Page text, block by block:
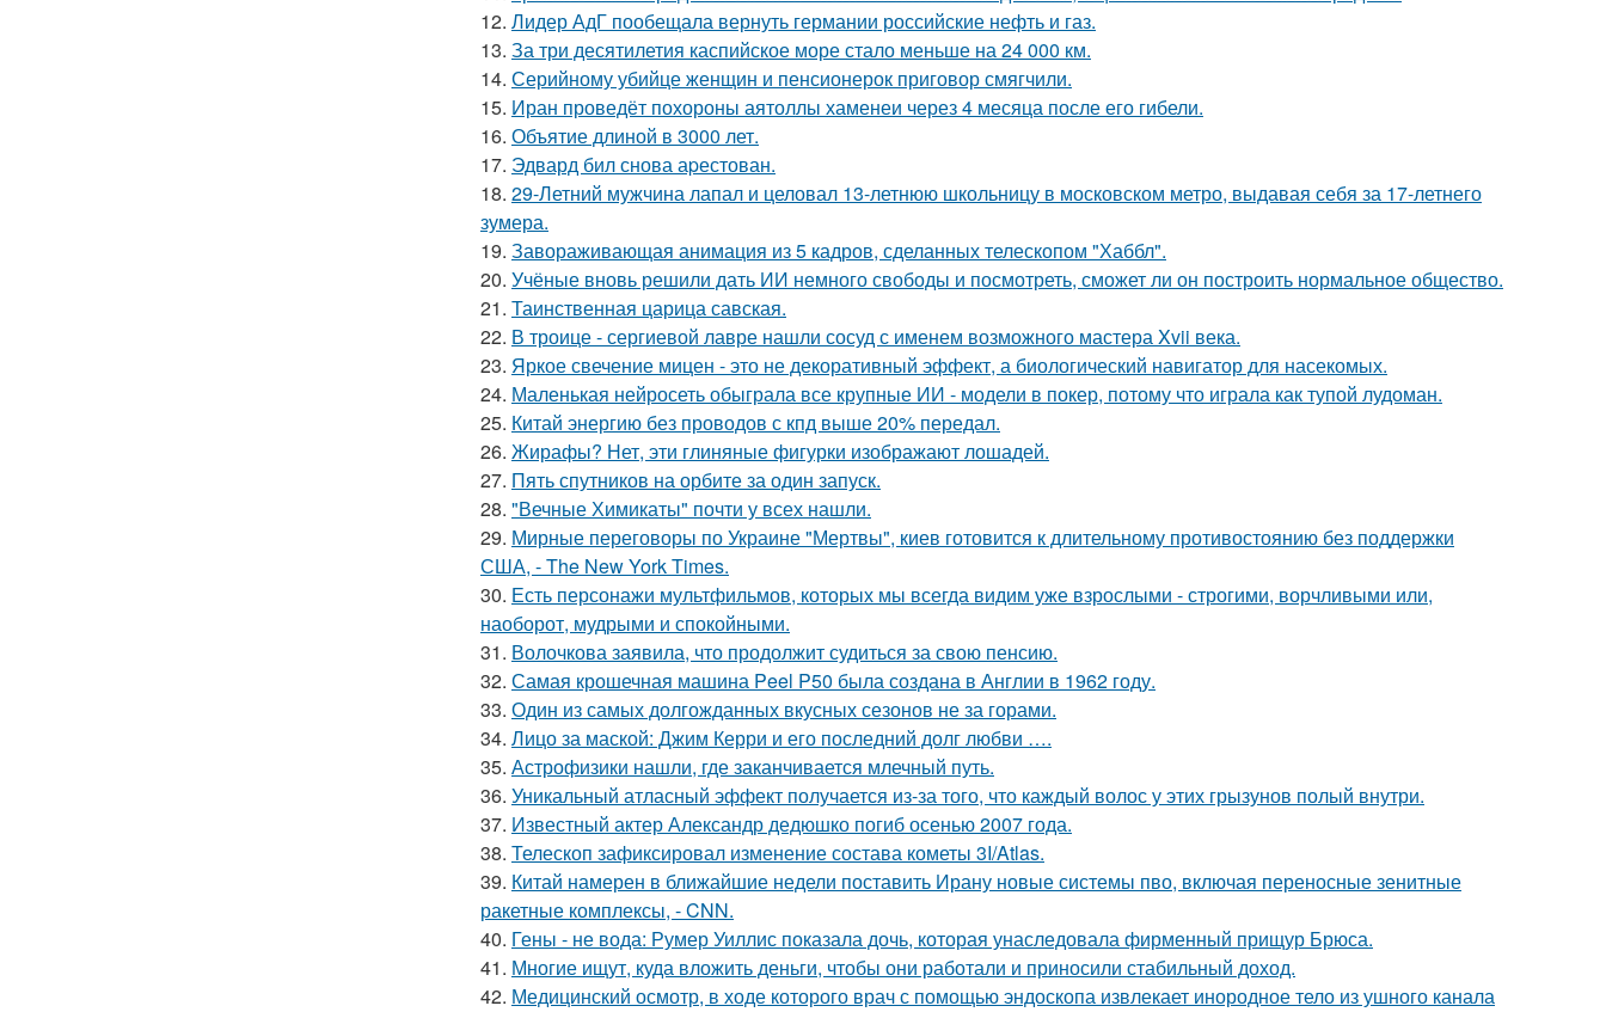
12. Лидер АдГ пообещала вернуть германии российские нефть и газ.
13. За три десятилетия каспийское море стало меньше на 24 000 км.
14. Серийному убийце женщин и пенсионерок приговор смягчили.
15. Иран проведёт похороны аятоллы хаменеи через 4 месяца после его гибели.
16. Объятие длиной в 3000 лет.
17. Эдвард бил снова аpестован.
18. 29-Летний мужчина лапал и целовал 13-летнюю школьницу в московском метро, выдавая себя за 17-летнего
зумера.
19. Завораживающая анимация из 5 кадров, сделанных телескопом "Хаббл".
20. Учёные вновь решили дать ИИ немного свободы и посмотреть, сможет ли он построить нормальное общество.
21. Таинственная царица савская.
22. В троице - сергиевой лавре нашли сосуд с именем возможного мастера Xvii века.
23. Яркое свечение мицен - это не декоративный эффект, а биологический навигатор для насекомых.
24. Маленькая нейросеть обыграла все крупные ИИ - модели в покер, потому что играла как тупой лудоман.
25. Китай энергию без проводов с кпд выше 20% передал.
26. Жирафы? Нет, эти глиняные фигурки изображают лошадей.
27. Пять спутников на орбите за один запуск.
28. "Вечные Химикаты" почти у всех нашли.
29. Мирные переговоры по Украине "Мертвы", киев готовится к длительному противостоянию без поддержки
США, - The New York Times.
30. Есть персонажи мультфильмов, которых мы всегда видим уже взрослыми - строгими, ворчливыми или,
наоборот, мудрыми и спокойными.
31. Волочкова заявила, что продолжит судиться за свою пенсию.
32. Самая крошечная машина Peel P50 была создана в Англии в 1962 году.
33. Один из самых долгожданных вкусных сезонов не за горами.
34. Лицо за маской: Джим Керри и его последний долг любви ….
35. Астрофизики нашли, где заканчивается млечный путь.
36. Уникальный атласный эффект получается из-за того, что каждый волос у этих грызунов полый внутри.
37. Известный актер Александр дедюшко погиб осенью 2007 года.
38. Телескоп зафиксировал изменение состава кометы 3I/Atlas.
39. Китай намерен в ближайшие недели поставить Ирану новые системы пво, включая переносные зенитные
ракетные комплексы, - CNN.
40. Гены - не вода: Румер Уиллис показала дочь, которая унаследовала фирменный прищур Брюса.
41. Многие ищут, куда вложить деньги, чтобы они работали и приносили стабильный доход.
42. Медицинский осмотр, в ходе которого врач с помощью эндоскопа извлекает инородное тело из ушного канала